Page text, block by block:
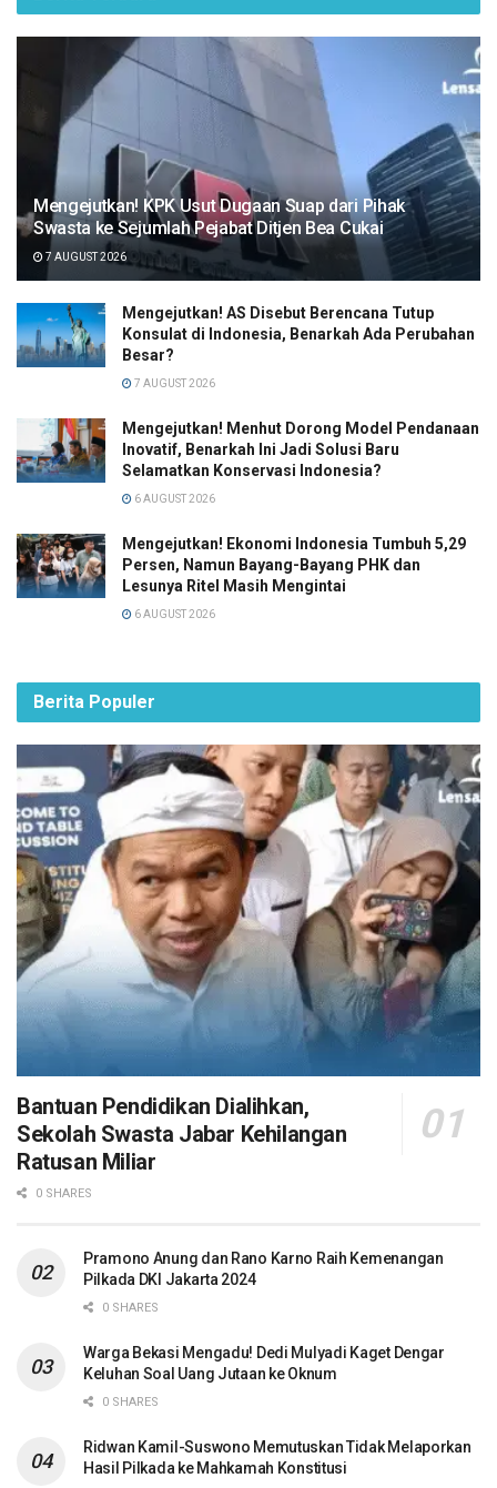
Mengejutkan! KPK Usut Dugaan Suap dari Pihak
Swasta ke Sejumlah Pejabat Ditjen Bea Cukai
7 AUGUST 2026
Mengejutkan! AS Disebut Berencana Tutup
Konsulat di Indonesia, Benarkah Ada Perubahan
Besar?
7 AUGUST 2026
Mengejutkan! Menhut Dorong Model Pendanaan
Inovatif, Benarkah Ini Jadi Solusi Baru
Selamatkan Konservasi Indonesia?
6 AUGUST 2026
Mengejutkan! Ekonomi Indonesia Tumbuh 5,29
Persen, Namun Bayang-Bayang PHK dan
Lesunya Ritel Masih Mengintai
6 AUGUST 2026
Berita Populer
Bantuan Pendidikan Dialihkan,
Sekolah Swasta Jabar Kehilangan
Ratusan Miliar
0 SHARES
Pramono Anung dan Rano Karno Raih Kemenangan
Pilkada DKI Jakarta 2024
0 SHARES
Warga Bekasi Mengadu! Dedi Mulyadi Kaget Dengar
Keluhan Soal Uang Jutaan ke Oknum
0 SHARES
Ridwan Kamil-Suswono Memutuskan Tidak Melaporkan
Hasil Pilkada ke Mahkamah Konstitusi